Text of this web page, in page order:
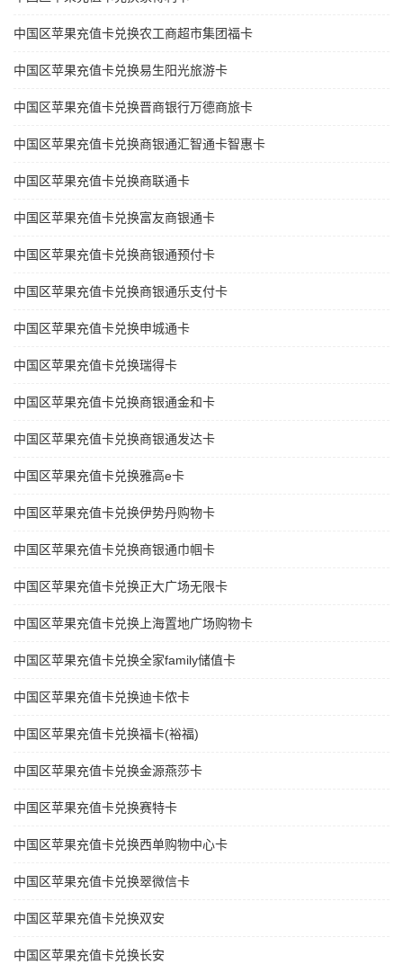
中国区苹果充值卡兑换农工商超市集团福卡
中国区苹果充值卡兑换易生阳光旅游卡
中国区苹果充值卡兑换晋商银行万德商旅卡
中国区苹果充值卡兑换商银通汇智通卡智惠卡
中国区苹果充值卡兑换商联通卡
中国区苹果充值卡兑换富友商银通卡
中国区苹果充值卡兑换商银通预付卡
中国区苹果充值卡兑换商银通乐支付卡
中国区苹果充值卡兑换申城通卡
中国区苹果充值卡兑换瑞得卡
中国区苹果充值卡兑换商银通金和卡
中国区苹果充值卡兑换商银通发达卡
中国区苹果充值卡兑换雅高e卡
中国区苹果充值卡兑换伊势丹购物卡
中国区苹果充值卡兑换商银通巾帼卡
中国区苹果充值卡兑换正大广场无限卡
中国区苹果充值卡兑换上海置地广场购物卡
中国区苹果充值卡兑换全家family储值卡
中国区苹果充值卡兑换迪卡侬卡
中国区苹果充值卡兑换福卡(裕福)
中国区苹果充值卡兑换金源燕莎卡
中国区苹果充值卡兑换赛特卡
中国区苹果充值卡兑换西单购物中心卡
中国区苹果充值卡兑换翠微信卡
中国区苹果充值卡兑换双安
中国区苹果充值卡兑换长安